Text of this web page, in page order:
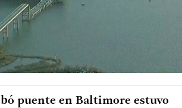
puente en Baltimore estuvo